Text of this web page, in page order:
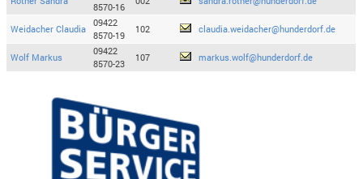
8570-16
Weidacher Claudia
09422
8570-19
102 claudia.weidacher@hunderdorf.de
Wolf Markus
09422
8570-23
107 markus.wolf@hunderdorf.de